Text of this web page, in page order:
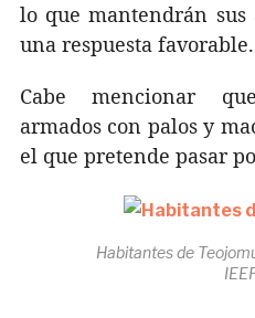
lo que mantendrán sus
una respuesta favorable.
Cabe mencionar
armados con palos y
el que pretende pasar
Habitantes de